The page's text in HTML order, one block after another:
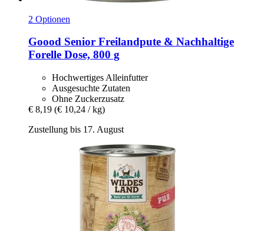
2 Optionen
Goood Senior Freilandpute & Nachhaltige
Forelle Dose, 800 g
Hochwertiges Alleinfutter
Ausgesuchte Zutaten
Ohne Zuckerzusatz
€ 8,19 (€ 10,24 / kg)
Zustellung bis 17. August